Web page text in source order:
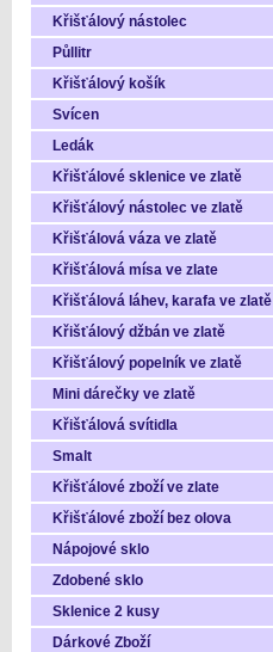
Křišťálový nástolec
Půllitr
Křišťálový košík
Svícen
Ledák
Křišťálové sklenice ve zlatě
Křišťálový nástolec ve zlatě
Křišťálová váza ve zlatě
Křišťálová mísa ve zlate
Křišťálová láhev, karafa ve zlatě
Křišťálový džbán ve zlatě
Křišťálový popelník ve zlatě
Mini dárečky ve zlatě
Křišťálová svítidla
Smalt
Křišťálové zboží ve zlate
Křišťálové zboží bez olova
Nápojové sklo
Zdobené sklo
Sklenice 2 kusy
Dárkové Zboží